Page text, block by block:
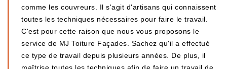
comme les couvreurs. Il s'agit d'artisans qui connaissent
toutes les techniques nécessaires pour faire le travail.
C'est pour cette raison que nous vous proposons le
service de MJ Toiture Façades. Sachez qu'il a effectué
ce type de travail depuis plusieurs années. De plus, il